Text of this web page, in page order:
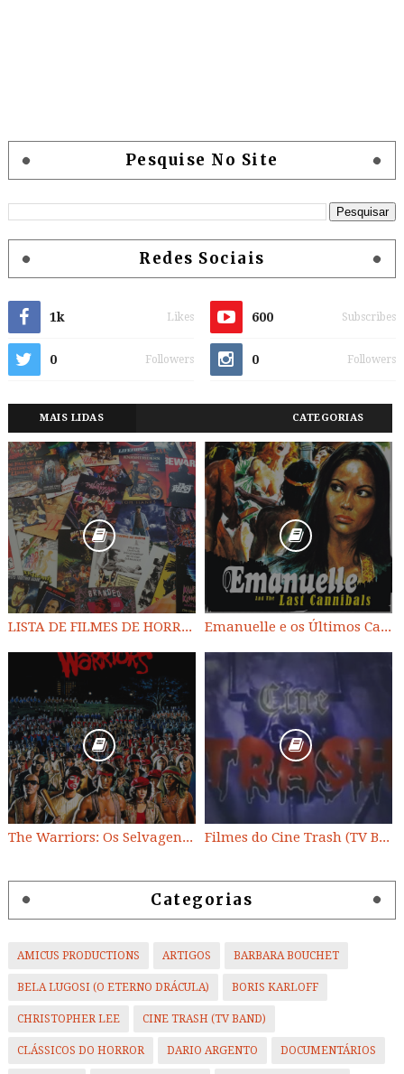
Pesquise No Site
Redes Sociais
1k Likes 600 Subscribes
0 Followers 0 Followers
MAIS LIDAS CATEGORIAS
LISTA DE FILMES DE HORROR/ TRASH/ SUSPENSE/ SCI-FI/ EXPLOITATION E OUTROS Emanuelle e os Últimos Canibais
The Warriors: Os Selvagens da Noite Filmes do Cine Trash (TV BAND)
Categorias
AMICUS PRODUCTIONS ARTIGOS BARBARA BOUCHET
BELA LUGOSI (O ETERNO DRÁCULA) BORIS KARLOFF
CHRISTOPHER LEE CINE TRASH (TV BAND)
CLÁSSICOS DO HORROR DARIO ARGENTO DOCUMENTÁRIOS